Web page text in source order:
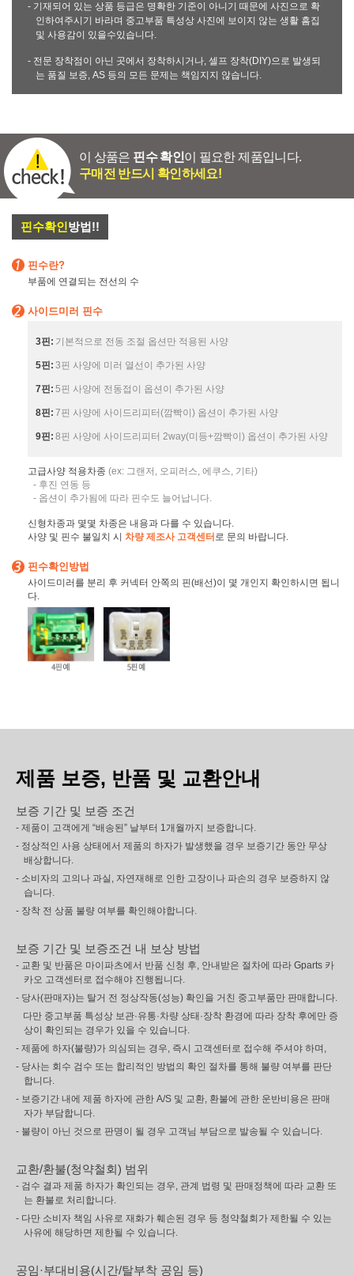
- 기재되어 있는 상품 등급은 명확한 기준이 아니기 때문에 사진으로 확
인하여주시기 바라며 중고부품 특성상 사진에 보이지 않는 생활 흠집
및 사용감이 있을수있습니다.
- 전문 장착점이 아닌 곳에서 장착하시거나, 셀프 장착(DIY)으로 발생되
는 품질 보증, AS 등의 모든 문제는 책임지지 않습니다.
이 상품은 핀수 확인이 필요한 제품입니다.
구매전 반드시 확인하세요!
핀수확인방법!!
핀수란?
부품에 연결되는 전선의 수
사이드미러 핀수
3핀: 기본적으로 전동 조절 옵션만 적용된 사양
5핀: 3핀 사양에 미러 열선이 추가된 사양
7핀: 5핀 사양에 전동접이 옵션이 추가된 사양
8핀: 7핀 사양에 사이드리피터(깜빡이) 옵션이 추가된 사양
9핀: 8핀 사양에 사이드리피터 2way(미등+깜빡이) 옵션이 추가된 사양
고급사양 적용차종 (ex: 그랜저, 오피러스, 에쿠스, 기타)
- 후진 연동 등
- 옵션이 추가됨에 따라 핀수도 늘어납니다.
신형차종과 몇몇 차종은 내용과 다를 수 있습니다.
사양 및 핀수 불일치 시 차량 제조사 고객센터 로 문의 바랍니다.
핀수확인방법
사이드미러를 분리 후 커넥터 안쪽의 핀(배선)이 몇 개인지 확인하시면 됩니
다.
제품 보증, 반품 및 교환안내
보증 기간 및 보증 조건
- 제품이 고객에게 “배송된” 날부터 1개월까지 보증합니다.
- 정상적인 사용 상태에서 제품의 하자가 발생했을 경우 보증기간 동안 무상
배상합니다.
- 소비자의 고의나 과실, 자연재해로 인한 고장이나 파손의 경우 보증하지 않
습니다.
- 장착 전 상품 불량 여부를 확인해야합니다.
보증 기간 및 보증조건 내 보상 방법
- 교환 및 반품은 마이파츠에서 반품 신청 후, 안내받은 절차에 따라 Gparts 카
카오 고객센터로 접수해야 진행됩니다.
- 당사(판매자)는 탈거 전 정상작동(성능) 확인을 거친 중고부품만 판매합니다.
다만 중고부품 특성상 보관·유통·차량 상태·장착 환경에 따라 장착 후에만 증
상이 확인되는 경우가 있을 수 있습니다.
- 제품에 하자(불량)가 의심되는 경우, 즉시 고객센터로 접수해 주셔야 하며,
- 당사는 회수 검수 또는 합리적인 방법의 확인 절차를 통해 불량 여부를 판단
합니다.
- 보증기간 내에 제품 하자에 관한 A/S 및 교환, 환불에 관한 운반비용은 판매
자가 부담합니다.
- 불량이 아닌 것으로 판명이 될 경우 고객님 부담으로 발송될 수 있습니다.
교환/환불(청약철회) 범위
- 검수 결과 제품 하자가 확인되는 경우, 관계 법령 및 판매정책에 따라 교환 또
는 환불로 처리합니다.
- 다만 소비자 책임 사유로 재화가 훼손된 경우 등 청약철회가 제한될 수 있는
사유에 해당하면 제한될 수 있습니다.
공임·부대비용(시간/탈부착 공임 등)